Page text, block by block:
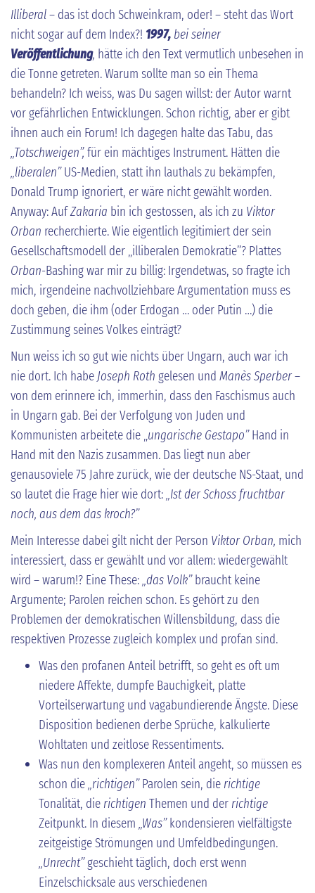
Illiberal– das ist doch Schweinkram, oder! – steht das Wort
nicht sogar auf dem Index?! 1997, bei seiner
Veröffentlichung, hätte ich den Text vermutlich unbesehen in
die Tonne getreten. Warum sollte man so ein Thema
behandeln? Ich weiss, was Du sagen willst: der Autor warnt
vor gefährlichen Entwicklungen. Schon richtig, aber er gibt
ihnen auch ein Forum! Ich dagegen halte das Tabu, das
„Totschweigen”,für ein mächtiges Instrument. Hätten die
„liberalen”US-Medien, statt ihn lauthals zu bekämpfen,
Donald Trump ignoriert, er wäre nicht gewählt worden.
Anyway: AufZakaria bin ich gestossen, als ich zu Viktor
Orban recherchierte. Wie eigentlich legitimiert der sein
Gesellschaftsmodell der „illiberalen Demokratie”? Plattes
Orban-Bashing war mir zu billig: Irgendetwas, so fragte ich
mich, irgendeine nachvollziehbare Argumentation muss es
doch geben, die ihm (oder Erdogan … oder Putin …) die
Zustimmung seines Volkes einträgt?
Nun weiss ich so gut wie nichts über Ungarn, auch war ich
nie dort. Ich habe Joseph Roth gelesen und Manès Sperber–
von dem erinnere ich, immerhin, dass den Faschismus auch
in Ungarn gab. Bei der Verfolgung von Juden und
Kommunisten arbeitete die „ungarische Gestapo”Hand in
Hand mit den Nazis zusammen. Das liegt nun aber
genausoviele 75 Jahre zurück, wie der deutsche NS-Staat, und
so lautet die Frage hier wie dort:„Ist der Schoss fruchtbar
noch, aus dem das kroch?”
Mein Interesse dabei gilt nicht der Person Viktor Orban, mich
interessiert, dass er gewählt und vor allem: wiedergewählt
wird – warum!? Eine These:„das Volk”braucht keine
Argumente; Parolen reichen schon. Es gehört zu den
Problemen der demokratischen Willensbildung, dass die
respektiven Prozesse zugleich komplex und profan sind.
Was den profanen Anteil betrifft, so geht es oft um
niedere Affekte, dumpfe Bauchigkeit, platte
Vorteilserwartung und vagabundierende Ängste. Diese
Disposition bedienen derbe Sprüche, kalkulierte
Wohltaten und zeitlose Ressentiments.
Was nun den komplexeren Anteil angeht, so müssen es
schon die„richtigen”Parolen sein, die richtige
Tonalität, die richtigen Themen und der richtige
Zeitpunkt. In diesem „Was”kondensieren vielfältigste
zeitgeistige Strömungen und Umfeldbedingungen.
„Unrecht”geschieht täglich, doch erst wenn
Einzelschicksale aus verschiedenen